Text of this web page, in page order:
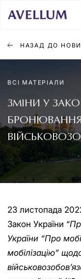
НАЗАД ДО
ВСІ МАТЕРІАЛИ
ЗМІНИ У
БРОНЮВАННЯ
23 листопада
Закон України “
України “Про
мобілізацію”